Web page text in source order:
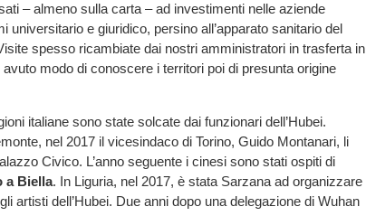
– almeno sulla carta – ad investimenti nelle aziende
universitario e giuridico, persino all’apparato sanitario del
spesso ricambiate dai nostri amministratori in trasferta in
modo di conoscere i territori poi di presunta origine
italiane sono state solcate dai funzionari dell’Hubei.
nel 2017 il vicesindaco di Torino, Guido Montanari, li
Civico. L’anno seguente i cinesi sono stati ospiti di
a Biella. In Liguria, nel 2017, è stata Sarzana ad organizzare
artisti dell’Hubei. Due anni dopo una delegazione di Wuhan